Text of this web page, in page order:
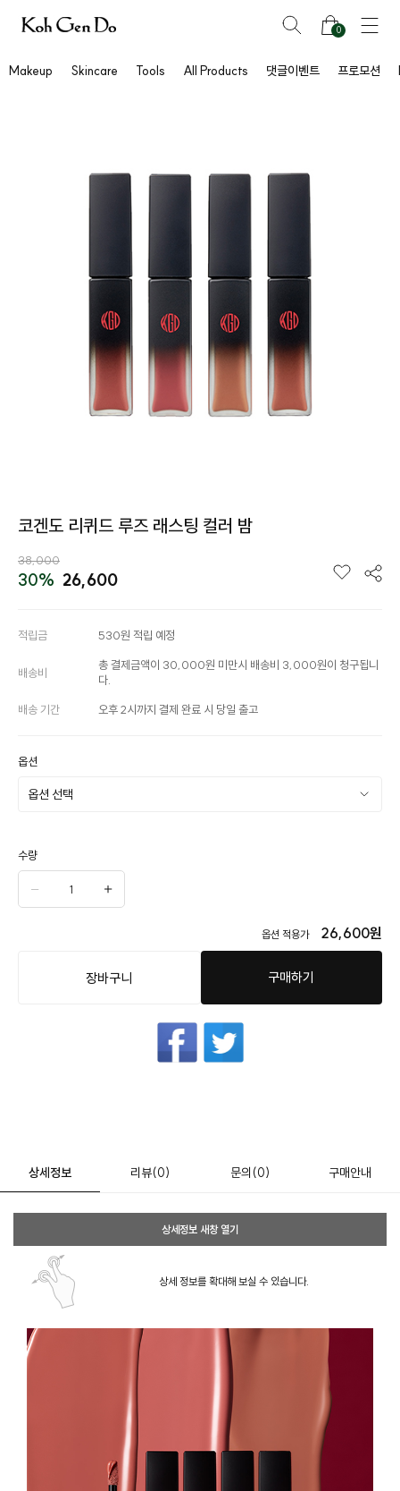
0
Makeup Skincare Tools All Products 댓글이벤트 프로모션
코겐도 리퀴드 루즈 래스팅 컬러 밤
38,000
30% 26,600
적립금 530원 적립 예정
배송비
총 결제금액이 30,000원 미만시 배송비 3,000원이 청구됩니
다.
배송 기간 오후 2시까지 결제 완료 시 당일 출고
옵션
수량
옵션 적용가 26,600원
장바구니 구매하기
상세정보 리뷰(0) 문의 (0) 구매안내
상세정보 새창 열기
상세 정보를 확대해 보실 수 있습니다.